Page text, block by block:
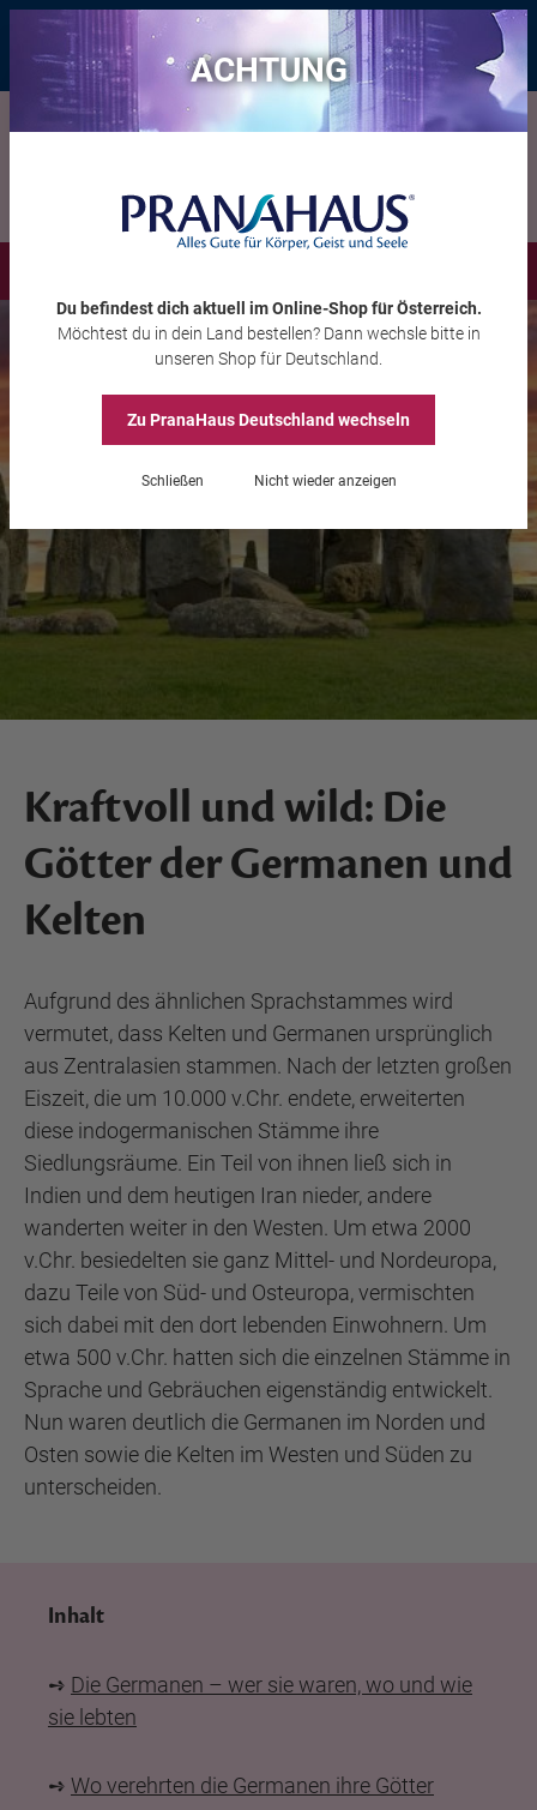
Bis zu 20 € Rabatt* mit dem Vorteils-Codeeintauchen , gültig bis
11.08.2026
Kraftvoll und wild: Die
Götter der Germanen und
Kelten
Aufgrund des ähnlichen Sprachstammes wird
vermutet, dass Kelten und Germanen ursprünglich
aus Zentralasien stammen. Nach der letzten großen
Eiszeit, die um 10.000 v.Chr. endete, erweiterten
diese indogermanischen Stämme ihre
Siedlungsräume. Ein Teil von ihnen ließ sich in
Indien und dem heutigen Iran nieder, andere
wanderten weiter in den Westen. Um etwa 2000
v.Chr. besiedelten sie ganz Mittel- und Nordeuropa,
dazu Teile von Süd- und Osteuropa, vermischten
sich dabei mit den dort lebenden Einwohnern. Um
etwa 500 v.Chr. hatten sich die einzelnen Stämme in
Sprache und Gebräuchen eigenständig entwickelt.
Nun waren deutlich die Germanen im Norden und
Osten sowie die Kelten im Westen und Süden zu
unterscheiden.
Inhalt
➺ Die Germanen – wer sie waren, wo und wie
sie lebten
➺ Wo verehrten die Germanen ihre Götter
ACHTUNG
Du befindest dich aktuell im Online-Shopfür Österreich.
Möchtest du in dein Land bestellen? Dann wechsle bitte in
unseren Shop für Deutschland
Zu PranaHausDeutschland wechseln
Schließen Nicht wieder anzeigen